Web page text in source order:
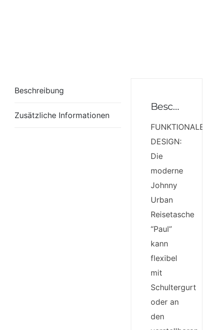
Beschreibung
Zusätzliche Informationen
Beschreibung
FUNKTIONALES
DESIGN:
Die
moderne
Johnny
Urban
Reisetasche
“Paul”
kann
flexibel
mit
Schultergurt
oder an
den